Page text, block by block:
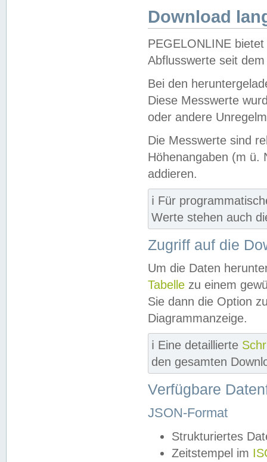
Download
PEGELONLINE
Abflusswerte seit
Bei den
Diese Messwerte
oder andere
Die Messwerte sind
Höhenangaben (m ü.
addieren.
ℹ️ Für
Werte stehen auch
Zugriff auf die
Um die Daten
Tabelle zu einem
Sie dann die Option
Diagrammanzeige.
ℹ️ Eine detaillierte
den gesamten
Verfügbare
JSON-Format
Strukturiertes
Zeitstempel im